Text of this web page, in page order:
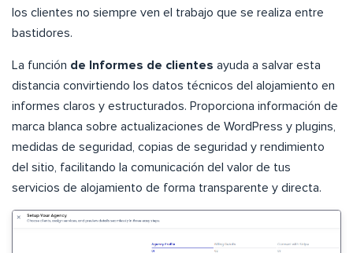
los clientes no siempre ven el trabajo que se realiza entre
bastidores.
La función de Informes de clientes ayuda a salvar esta
distancia convirtiendo los datos técnicos del alojamiento en
informes claros y estructurados. Proporciona información de
marca blanca sobre actualizaciones de WordPress y plugins,
medidas de seguridad, copias de seguridad y rendimiento
del sitio, facilitando la comunicación del valor de tus
servicios de alojamiento de forma transparente y directa.